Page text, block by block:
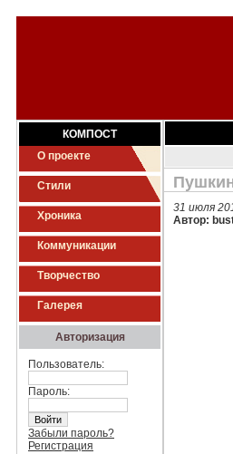
КОМПОСТ
О проекте
Стили
Хроника
Коммуникации
Творчество
Галерея
Авторизация
Пользователь:
Пароль:
Забыли пароль?
Регистрация
31 июля
Автор: